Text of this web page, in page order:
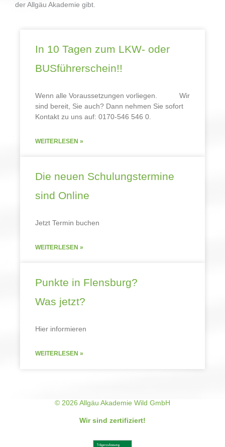
der Allgäu Akademie gibt.
In 10 Tagen zum LKW- oder
BUSführerschein!!
Wenn alle Voraussetzungen vorliegen. Wir
sind bereit, Sie auch? Dann nehmen Sie sofort
Kontakt zu uns auf: 0170-546 546 0.
WEITERLESEN »
Die neuen Schulungstermine
sind Online
Jetzt Termin buchen
WEITERLESEN »
Punkte in Flensburg?
Was jetzt?
Hier informieren
WEITERLESEN »
© 2026 Allgäu Akademie Wild GmbH
Wir sind zertifiziert!